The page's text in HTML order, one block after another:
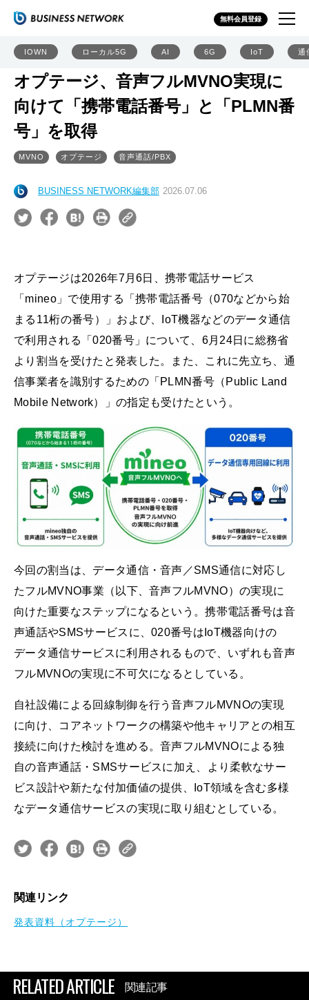
無料会員登録
IOWN ローカル5G AI 6G IoT 通
オプテージ、音声フルMVNO実現に
向けて「携帯電話番号」と「PLMN番
号」を取得
MVNO オプテージ 音声通話/PBX
BUSINESS NETWORK編集部 2026.07.06
オプテージは2026年7月6日、携帯電話サービス
「mineo」で使用する「携帯電話番号（070などから始
まる11桁の番号）」および、IoT機器などのデータ通信
で利用される「020番号」について、6月24日に総務省
より割当を受けたと発表した。また、これに先立ち、通
信事業者を識別するための「PLMN番号（Public Land
Mobile Network）」の指定も受けたという。
今回の割当は、データ通信・音声／SMS通信に対応し
たフルMVNO事業（以下、音声フルMVNO）の実現に
向けた重要なステップになるという。携帯電話番号は音
声通話やSMSサービスに、020番号はIoT機器向けの
データ通信サービスに利用されるもので、いずれも音声
フルMVNOの実現に不可欠になるとしている。
自社設備による回線制御を行う音声フルMVNOの実現
に向け、コアネットワークの構築や他キャリアとの相互
接続に向けた検討を進める。音声フルMVNOによる独
自の音声通話・SMSサービスに加え、より柔軟なサー
ビス設計や新たな付加価値の提供、IoT領域を含む多様
なデータ通信サービスの実現に取り組むとしている。
関連リンク
発表資料（オプテージ）
RELATED ARTICLE 関連記事